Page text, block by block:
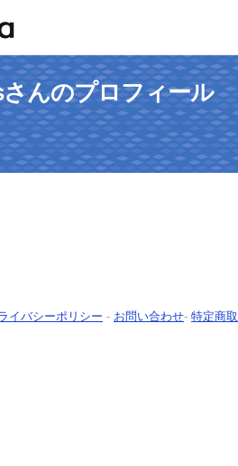
んのプロフィール
イバシーポリシー - お問い合わせ- 特定商